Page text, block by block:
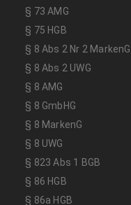
§ 73 AMG
§ 75 HGB
§ 8 Abs 2 Nr 2 MarkenG
§ 8 Abs 2 UWG
§ 8 AMG
§ 8 GmbHG
§ 8 MarkenG
§ 8 UWG
§ 823 Abs 1 BGB
§ 86 HGB
§ 86a HGB